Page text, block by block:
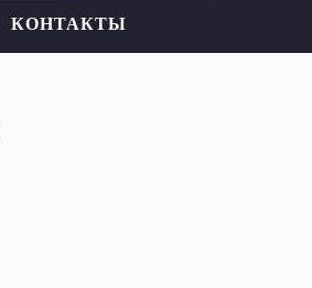
КОНТАКТЫ